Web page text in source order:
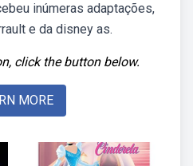
inúmeras adaptações,
e da disney as.
click the button below.
MORE